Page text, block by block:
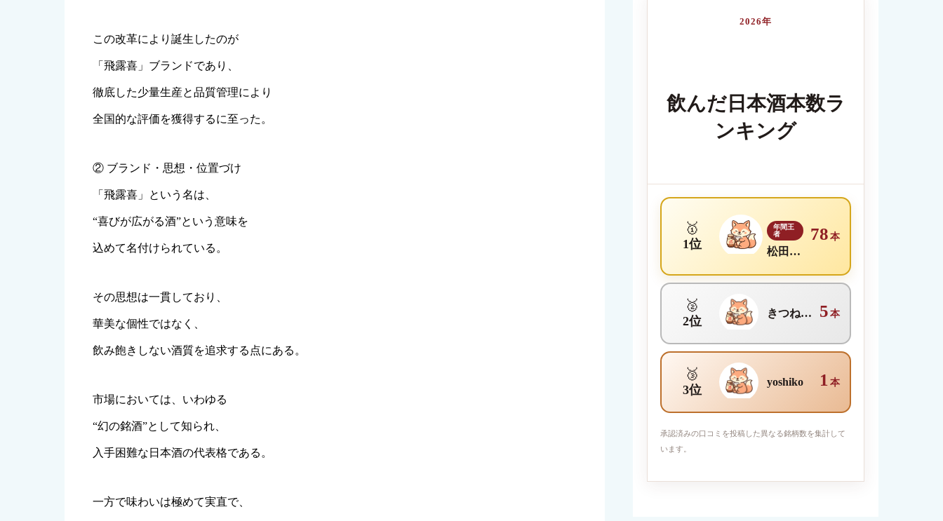
この改革により誕生したのが
「飛露喜」ブランドであり、
徹底した少量生産と品質管理により
全国的な評価を獲得するに至った。
② ブランド・思想・位置づけ
「飛露喜」という名は、
“喜びが広がる酒”という意味を
込めて名付けられている。
その思想は一貫しており、
華美な個性ではなく、
飲み飽きしない酒質を追求する点にある。
市場においては、いわゆる
“幻の銘酒”として知られ、
入手困難な日本酒の代表格である。
一方で味わいは極めて実直で、
2026年
飲んだ日本酒本数ラ
ンキング
🥇
1位
年間王
者
松田理沙
78 本
🥈
2位
きつね日本酒メディア編集部 5 本
🥉
3位
yoshiko 1 本
承認済みの口コミを投稿した異なる銘柄数を集計して
います。